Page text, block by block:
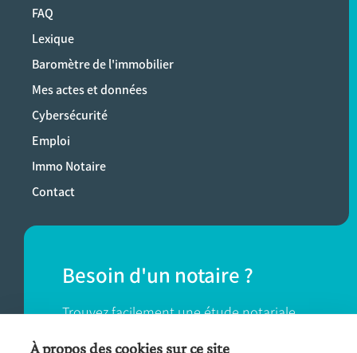
FAQ
Lexique
Baromètre de l'immobilier
Mes actes et données
Cybersécurité
Emploi
Immo Notaire
Contact
Besoin d'un notaire ?
Trouvez facilement une étude notariale
près de chez vous.
À propos des cookies sur ce site